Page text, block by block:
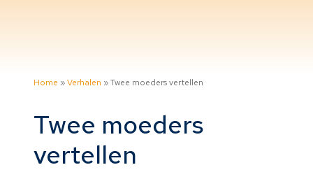
Home »Verhalen »Twee moeders vertellen
Twee moeders
vertellen